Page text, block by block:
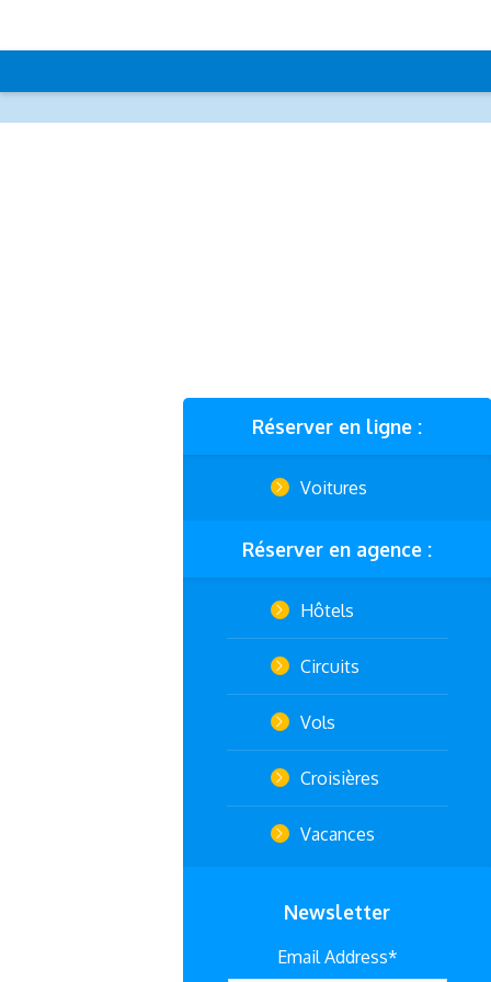
Réserver en ligne :
Voitures
Réserver en agence :
Hôtels
Circuits
Vols
Croisières
Vacances
Newsletter
Email Address*